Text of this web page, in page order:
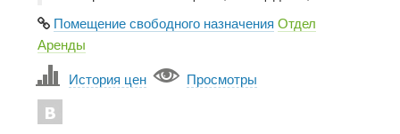
Помещение свободного назначения Отдел
Аренды
История цен Просмотры